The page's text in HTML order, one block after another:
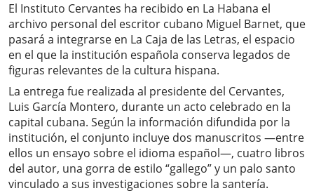
El Instituto Cervantes ha recibido en La Habana el
archivo personal del escritor cubano Miguel Barnet, que
pasará a integrarse en La Caja de las Letras, el espacio
en el que la institución española conserva legados de
figuras relevantes de la cultura hispana.
La entrega fue realizada al presidente del Cervantes,
Luis García Montero, durante un acto celebrado en la
capital cubana. Según la información difundida por la
institución, el conjunto incluye dos manuscritos —entre
ellos un ensayo sobre el idioma español—, cuatro libros
del autor, una gorra de estilo “gallego” y un palo santo
vinculado a sus investigaciones sobre la santería.